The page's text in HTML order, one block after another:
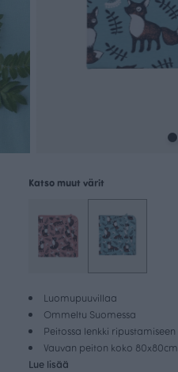
Luomupuuvillaa
Ommeltu Suomessa
Peitossa lenkki ripustamiseen
Vauvan peiton koko 80x80cm
Lue lisää
Katso muut värit